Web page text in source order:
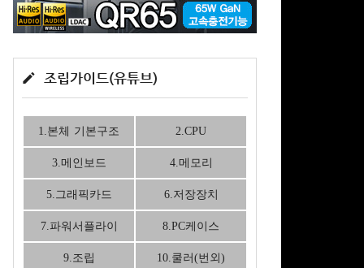
조립가이드(유튜브)
1.본체 기본구조 2.CPU
3.메인보드 4.메모리
5.그래픽카드 6.저장장치
7.파워서플라이 8.PC케이스
9.조립 10.쿨러(번외)